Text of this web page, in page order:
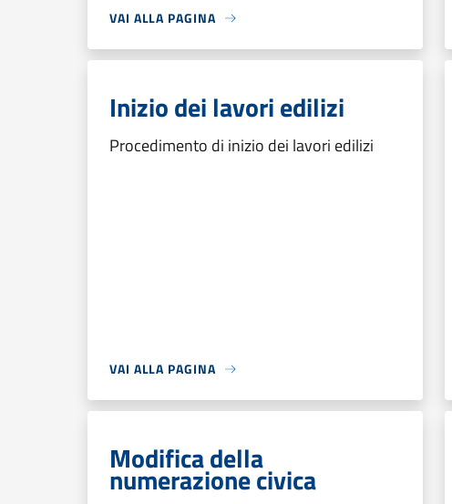
VAI ALLA PAGINA
Inizio dei lavori edilizi
Procedimento di inizio dei lavori edilizi
VAI ALLA PAGINA
Modifica della
numerazione civica